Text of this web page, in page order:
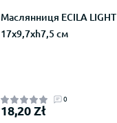
Маслянниця ECILA LIGHT
17x9,7xh7,5 см
0
18,20 Zł